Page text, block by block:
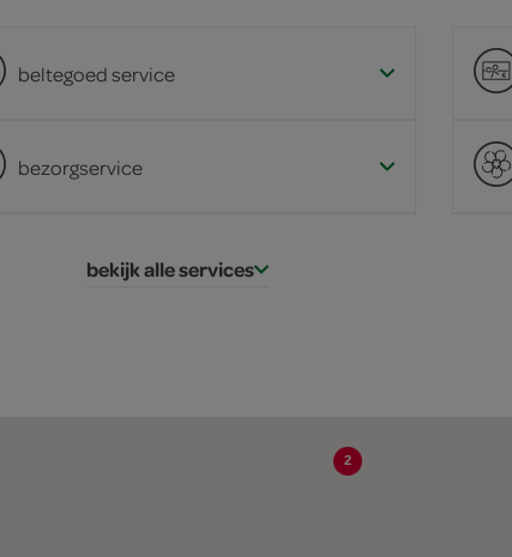
beltegoed service
bezorgservice
bekijk alle services
2